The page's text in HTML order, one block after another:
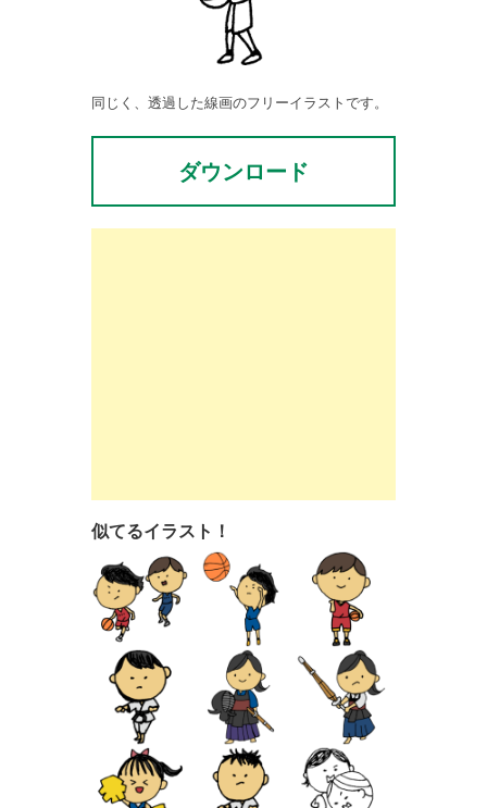
同じく、透過した線画のフリーイラストです。
ダウンロード
似てるイラスト！